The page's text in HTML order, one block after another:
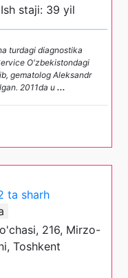
Ish staji: 39 yil
turdagi diagnostika
O'zbekistondagi
gematolog Aleksandr
2011da u ...
ta sharh
216, Mirzo-
Toshkent